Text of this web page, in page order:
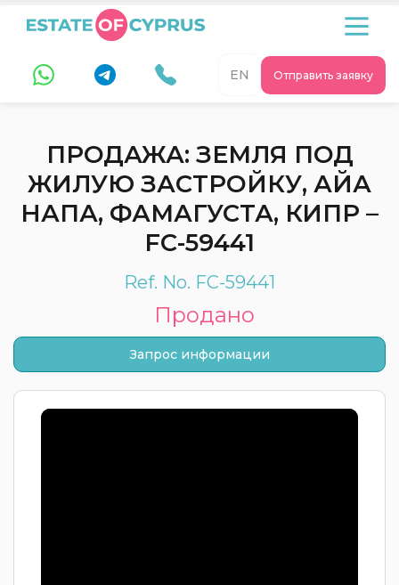
Отправить заявку
EN
ПРОДАЖА: ЗЕМЛЯ ПОД
ЖИЛУЮ ЗАСТРОЙКУ, АЙА
НАПА, ФАМАГУСТА, КИПР –
FC-59441
Ref. No. FC-59441
Продано
Запрос информации